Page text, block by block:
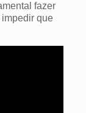
fazer
que